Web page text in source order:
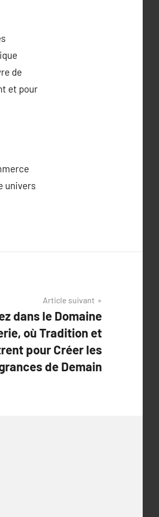
de
et pour
univers
Article suivant
dans le Domaine
où Tradition et
pour Créer les
de Demain